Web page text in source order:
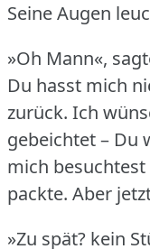
Seine Augen
»Oh Mann«,
Du hasst mich
zurück. Ich
gebeichtet – Du
mich besuchtest
packte. Aber
»Zu spät? kein